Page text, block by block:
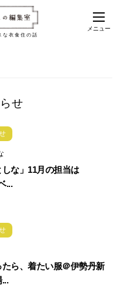
な衣食住の話
メニュー
せ
しな」11月の担当は
...
たら、着たい服＠伊勢丹新